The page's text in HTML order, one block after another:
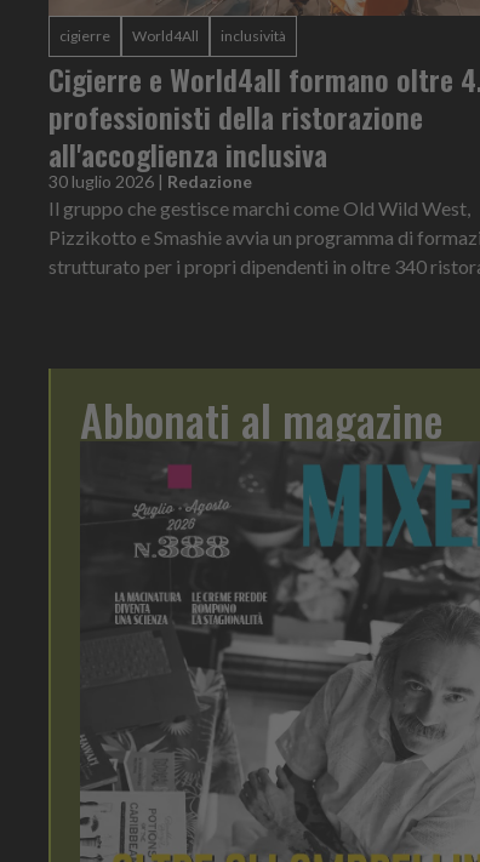
cigierre World4All inclusività
Cigierre e World4all formano oltre
professionisti della ristorazione
all'accoglienza inclusiva
30 luglio 2026 | Redazione
Il gruppo che gestisce marchi come Old Wild West,
Pizzikotto e Smashie avvia un programma di
strutturato per i propri dipendenti in oltre 340
Abbonati al magazine